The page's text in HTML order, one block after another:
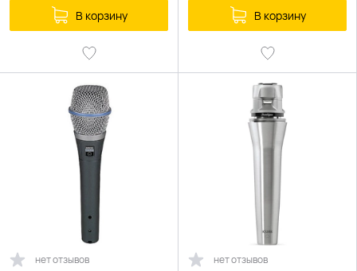
В корзину В корзину
нет отзывов нет отзывов